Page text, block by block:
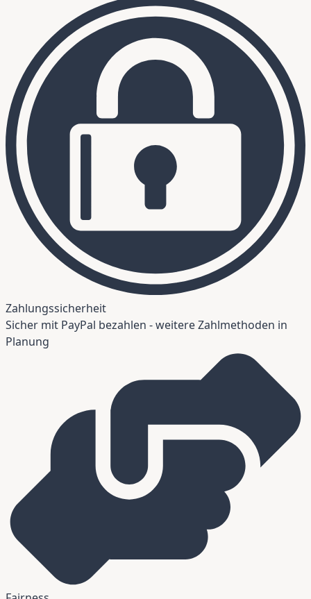
Zahlungssicherheit
Sicher mit PayPal bezahlen - weitere Zahlmethoden in
Planung